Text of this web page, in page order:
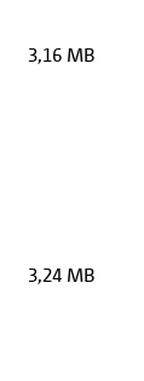
3,16 MB
3,24 MB